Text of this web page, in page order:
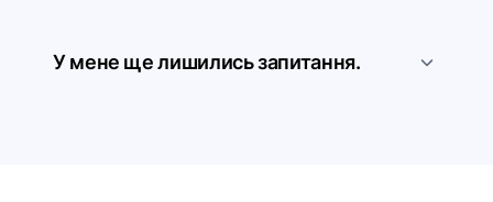
У мене ще лишились запитання.